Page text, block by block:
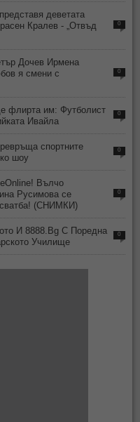
деветата
Кралев - „Отвъд
0
Дочев Ирмена
я смени с
0
флирта им: Футболист
Ивайла
0
спортните
шоу
0
Вълчо
Русимова сe
(СНИМКИ)
0
И 8888.Bg С Поредна
Училище
0